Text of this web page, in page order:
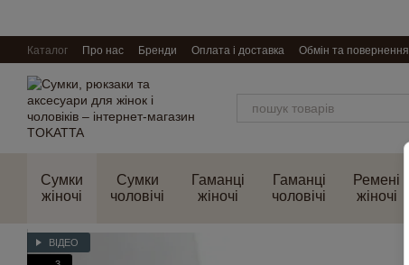
Каталог Про нас Бренди Оплата і доставка Обмін та повернення
Сумки
жіночі
Сумки
чоловічі
Гаманці
жіночі
Гаманці
чоловічі
Ремені
жіночі
ВІДЕО